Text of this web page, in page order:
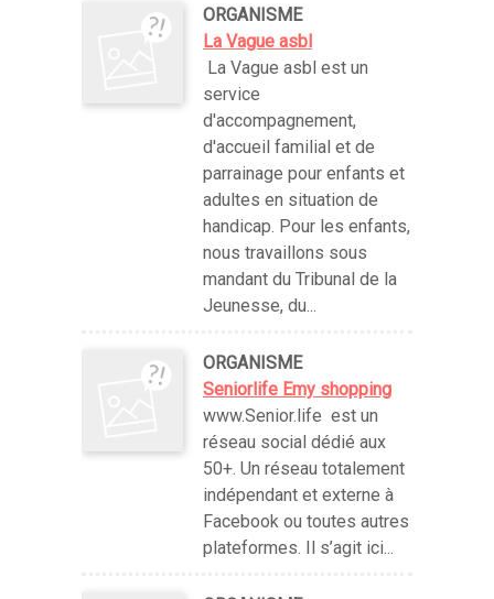
ORGANISME
La Vague asbl
La Vague asbl est un
service
d'accompagnement,
d'accueil familial et de
parrainage pour enfants et
adultes en situation de
handicap. Pour les enfants,
nous travaillons sous
mandant du Tribunal de la
Jeunesse, du...
ORGANISME
Seniorlife Emy shopping
www.Senior.life est un
réseau social dédié aux
50+. Un réseau totalement
indépendant et externe à
Facebook ou toutes autres
plateformes. Il s’agit ici...